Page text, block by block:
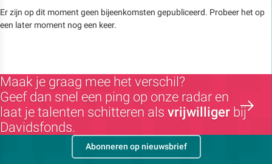
Er zijn op dit moment geen bijeenkomsten gepubliceerd. Probeer het op
een later moment nog een keer.
Maak je graag mee het verschil?
Geef dan snel een ping op onze radar en
laat je talenten schitteren als vrijwilliger bij
Davidsfonds.
Abonneren op nieuwsbrief